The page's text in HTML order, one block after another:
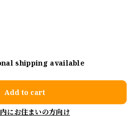
shipping available
Add to cart
にお住まいの方向け